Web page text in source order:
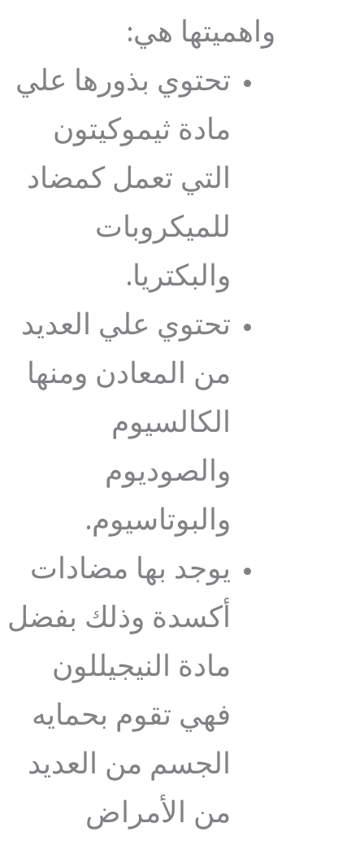
واهميتها هي:
تحتوي بذورها علي
مادة ثيموكيتون
التي تعمل كمضاد
للميكروبات
والبكتريا.
تحتوي علي العديد
من المعادن ومنها
الكالسيوم
والصوديوم
والبوتاسيوم.
يوجد بها مضادات
أكسدة وذلك بفضل
مادة النيجيللون
فهي تقوم بحمايه
الجسم من العديد
من الأمراض